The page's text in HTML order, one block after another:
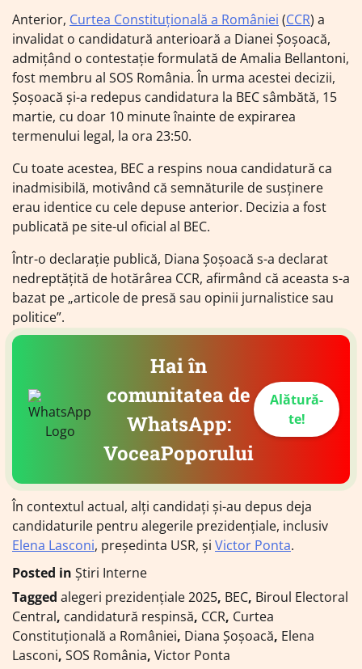
Anterior, Curtea Constituțională a României (CCR) a
invalidat o candidatură anterioară a Dianei Șoșoacă,
admițând o contestație formulată de Amalia Bellantoni,
fost membru al SOS România. În urma acestei decizii,
Șoșoacă și-a redepus candidatura la BEC sâmbătă, 15
martie, cu doar 10 minute înainte de expirarea
termenului legal, la ora 23:50.
Cu toate acestea, BEC a respins noua candidatură ca
inadmisibilă, motivând că semnăturile de susținere
erau identice cu cele depuse anterior. Decizia a fost
publicată pe site-ul oficial al BEC.
Într-o declarație publică, Diana Șoșoacă s-a declarat
nedreptățită de hotărârea CCR, afirmând că aceasta s-a
bazat pe „articole de presă sau opinii jurnalistice sau
politice”.
Hai în
comunitatea de
WhatsApp:
VoceaPoporului
Alătură-
te!
În contextul actual, alți candidați și-au depus deja
candidaturile pentru alegerile prezidențiale, inclusiv
Elena Lasconi, președinta USR, și Victor Ponta.
Posted in Știri Interne
Tagged alegeri prezidențiale 2025, BEC, Biroul Electoral
Central, candidatură respinsă, CCR, Curtea
Constituțională a României, Diana Șoșoacă, Elena
Lasconi, SOS România, Victor Ponta